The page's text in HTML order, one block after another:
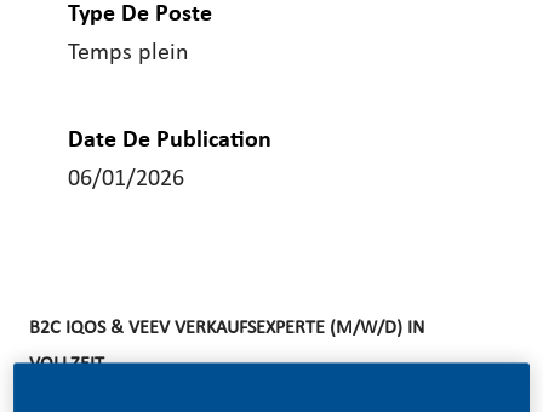
Type De Poste
Temps plein
Date De Publication
06/01/2026
B2C IQOS & VEEV VERKAUFSEXPERTE (M/W/D) IN
VOLLZEIT